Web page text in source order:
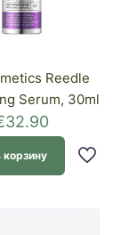
Reedle
Serum, 30ml
32.90
корзину